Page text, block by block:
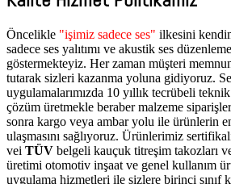
Öncelikle "işimiz sadece ses" ilkesini
sadece ses yalıtımı ve akustik ses
göstermekteyiz. Her zaman müşteri
tutarak sizleri kazanma yoluna gidiyoruz.
uygulamalarımızda 10 yıllık tecrübeli
çözüm üretmekle beraber malzeme
sonra kargo veya ambar yolu ile ürünlerin
ulaşmasını sağlıyoruz. Ürünlerimiz
vei TÜV belgeli kauçuk titreşim takozları
üretimi otomotiv inşaat ve genel kullanım
uygulama hizmetleri ile sizlere birinci sınıf